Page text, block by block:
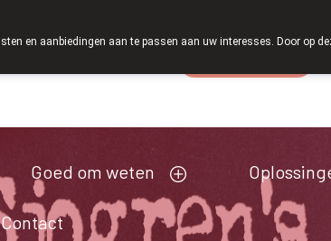
Goed om weten
Contact
en aanbiedingen aan te passen aan uw interesses. Door op